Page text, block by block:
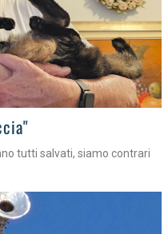
tutti salvati, siamo contrari